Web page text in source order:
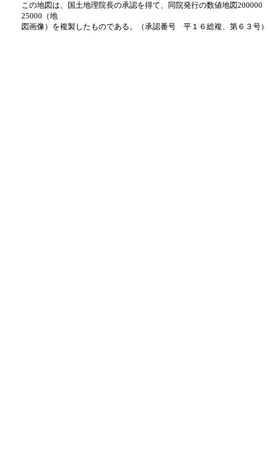
この地図は、国土地理院長の承認を得て、同院発行の数値地図
25000（地
図画像）を複製したものである。（承認番号 平１６総複、第６３号